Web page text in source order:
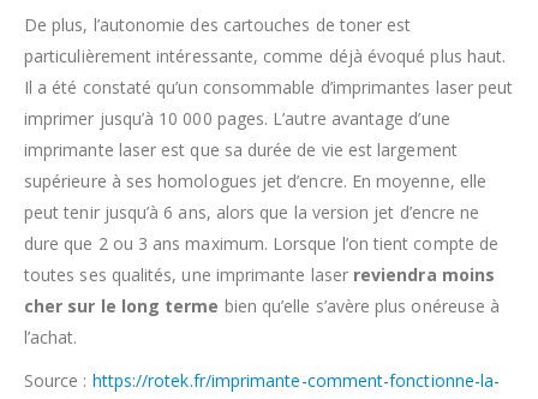
De plus, l’autonomie des cartouches de toner est
particulièrement intéressante, comme déjà évoqué plus haut.
Il a été constaté qu’un consommable d’imprimantes laser peut
imprimer jusqu’à 10 000 pages. L’autre avantage d’une
imprimante laser est que sa durée de vie est largement
supérieure à ses homologues jet d’encre. En moyenne, elle
peut tenir jusqu’à 6 ans, alors que la version jet d’encre ne
dure que 2 ou 3 ans maximum. Lorsque l’on tient compte de
toutes ses qualités, une imprimante laser reviendra moins
cher sur le long terme bien qu’elle s’avère plus onéreuse à
l’achat.
Source : https://rotek.fr/imprimante-comment-fonctionne-la-